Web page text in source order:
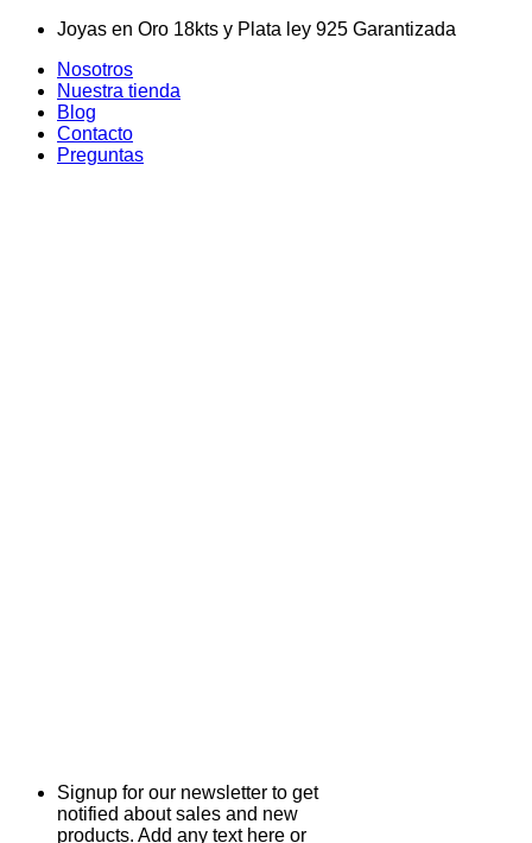
Skip
content
Joyas en Oro 18kts y Plata ley 925 Garantizada
Nosotros
Nuestra tienda
Blog
Contacto
Preguntas
Signup for our newsletter to get
notified about sales and new
products. Add any text here or